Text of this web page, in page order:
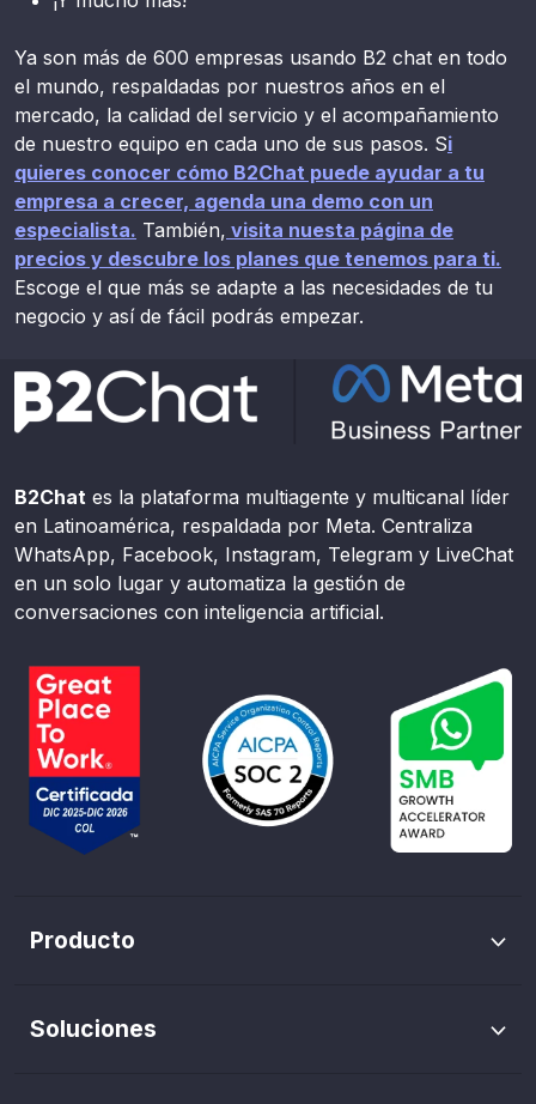
Ya son más de 600 empresas usando B2 chat en todo
el mundo, respaldadas por nuestros años en el
mercado, la calidad del servicio y el acompañamiento
de nuestro equipo en cada uno de sus pasos. Si
quieres conocer cómo B2Chat puede ayudar a tu
empresa a crecer, agenda una demo con un
especialista. También, visita nuesta página de
precios y descubre los planes que tenemos para ti.
Escoge el que más se adapte a las necesidades de tu
negocio y así de fácil podrás empezar.
B2Chat es la plataforma multiagente y multicanal líder
en Latinoamérica, respaldada por Meta. Centraliza
WhatsApp, Facebook, Instagram, Telegram y LiveChat
en un solo lugar y automatiza la gestión de
conversaciones con inteligencia artificial.
Producto
Trazabilidad de pauta
Soluciones